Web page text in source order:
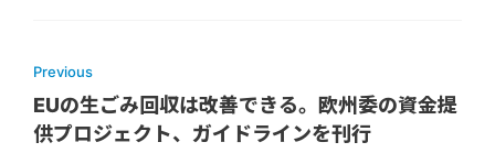
Previous
EUの生ごみ回収は改善できる。欧州委の資金提
供プロジェクト、ガイドラインを刊行